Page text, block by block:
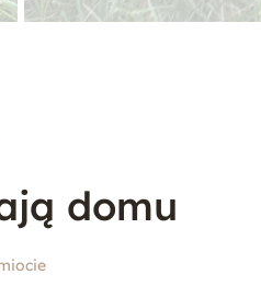
domu